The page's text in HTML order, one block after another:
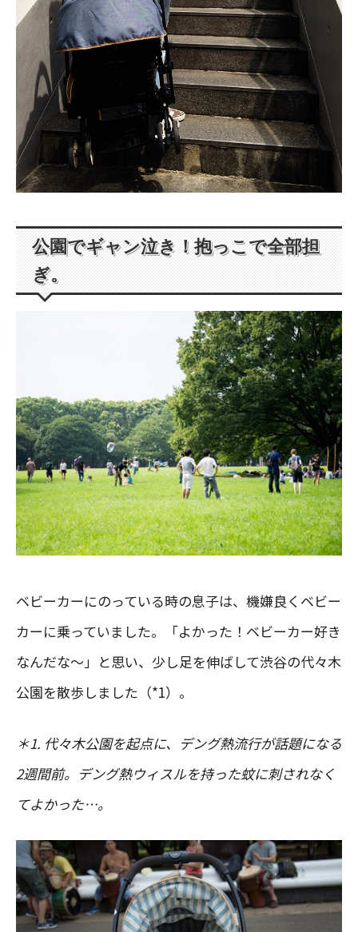
公園でギャン泣き！抱っこで全部担
ぎ。
ベビーカーにのっている時の息子は、機嫌良くベビー
カーに乗っていました。「よかった！ベビーカー好き
なんだな〜」と思い、少し足を伸ばして渋谷の代々木
公園を散歩しました（*1）。
＊1. 代々木公園を起点に、デング熱流行が話題になる
2週間前。デング熱ウィスルを持った蚊に刺されなく
てよかった…。